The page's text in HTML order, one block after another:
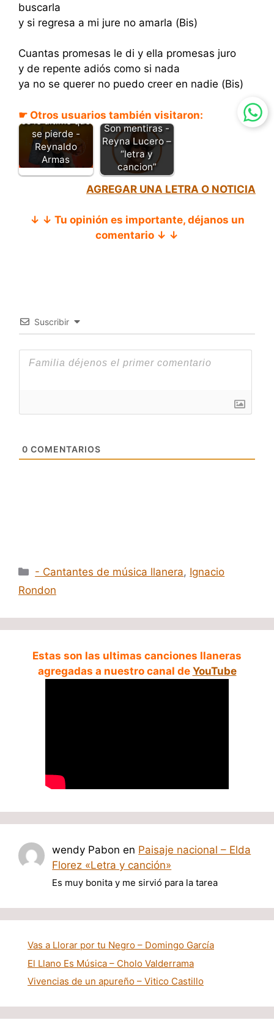
buscarla
y si regresa a mi jure no amarla (Bis)
Cuantas promesas le di y ella promesas juro
y de repente adiós como si nada
ya no se querer no puedo creer en nadie (Bis)
☛ Otros usuarios también visitaron:
La esperanza
es lo ultimo que
se pierde -
Reynaldo
Armas
Son mentiras -
Reyna Lucero –
“letra y
cancion”
AGREGAR UNA LETRA O NOTICIA
↓ ↓ Tu opinión es importante, déjanos un
comentario ↓ ↓
Suscribir
0 COMENTARIOS
Categorías
- Cantantes de música llanera, Ignacio
Rondon
Estas son las ultimas canciones llaneras
agregadas a nuestro canal de YouTube
wendy Pabon en Paisaje nacional – Elda
Florez «Letra y canción»
Es muy bonita y me sirvió para la tarea
Vas a Llorar por tu Negro – Domingo García
El Llano Es Música – Cholo Valderrama
Vivencias de un apureño – Vitico Castillo